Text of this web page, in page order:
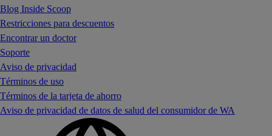
Blog Inside Scoop
Restricciones para descuentos
Encontrar un doctor
Soporte
Aviso de privacidad
Términos de uso
Términos de la tarjeta de ahorro
Aviso de privacidad de datos de salud del consumidor de WA